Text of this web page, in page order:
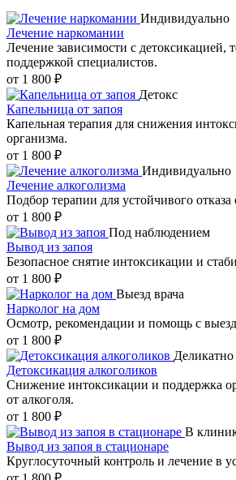
Индивидуально
Лечение наркомании
Лечение зависимости с детоксикацией,
поддержкой специалистов.
от 1 800 ₽
Детокс
Капельница от запоя
Капельная терапия для снижения
организма.
от 1 800 ₽
Индивидуально
Лечение алкоголизма
Подбор терапии для устойчивого отказа
от 1 800 ₽
Под наблюдением
Вывод из запоя
Безопасное снятие интоксикации и
от 1 800 ₽
Выезд врача
Нарколог на дом
Осмотр, рекомендации и помощь с
от 1 800 ₽
Деликатно
Детоксикация алкоголиков
Снижение интоксикации и поддержка
от алкоголя.
от 1 800 ₽
В
Вывод из запоя в стационаре
Круглосуточный контроль и лечение в